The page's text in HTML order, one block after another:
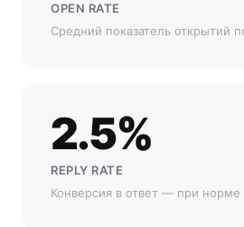
OPEN RATE
Средний показатель открытий
2.5%
REPLY RATE
Конверсия в ответ — при норме